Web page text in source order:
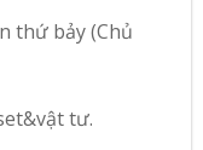
thứ bảy (Chủ
tư.